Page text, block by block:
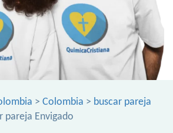
> Colombia > buscar pareja
pareja Envigado